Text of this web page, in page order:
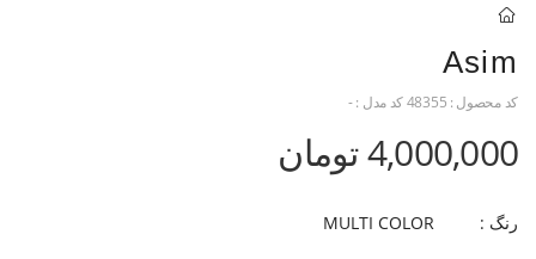
Asim
کد محصول : 48355کد مدل :-
4,000,000 تومان
رنگ : MULTI COLOR